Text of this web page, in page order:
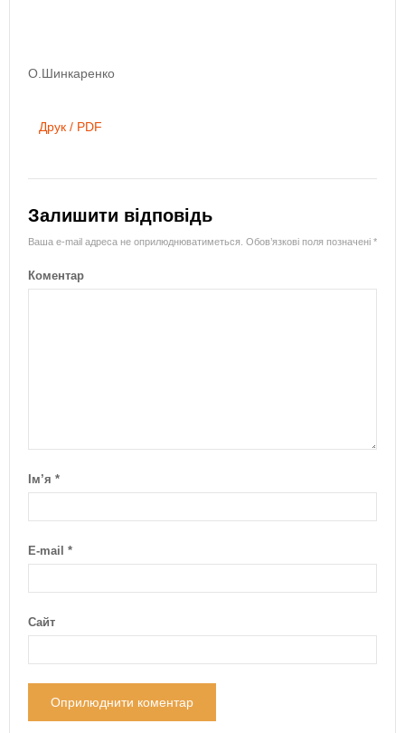
О.Шинкаренко
Друк / PDF
Залишити відповідь
Ваша e-mail адреса не оприлюднюватиметься. Обов’язкові поля позначені *
Коментар
Ім’я *
E-mail *
Сайт